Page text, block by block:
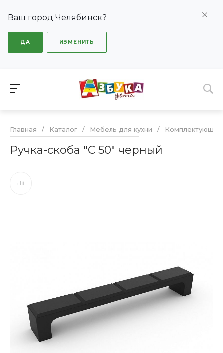
Ваш город Челябинск?
ДА ИЗМЕНИТЬ
Главная / Каталог / Мебель для кухни / Комплектующие
Ручка-скоба "С 50" черный